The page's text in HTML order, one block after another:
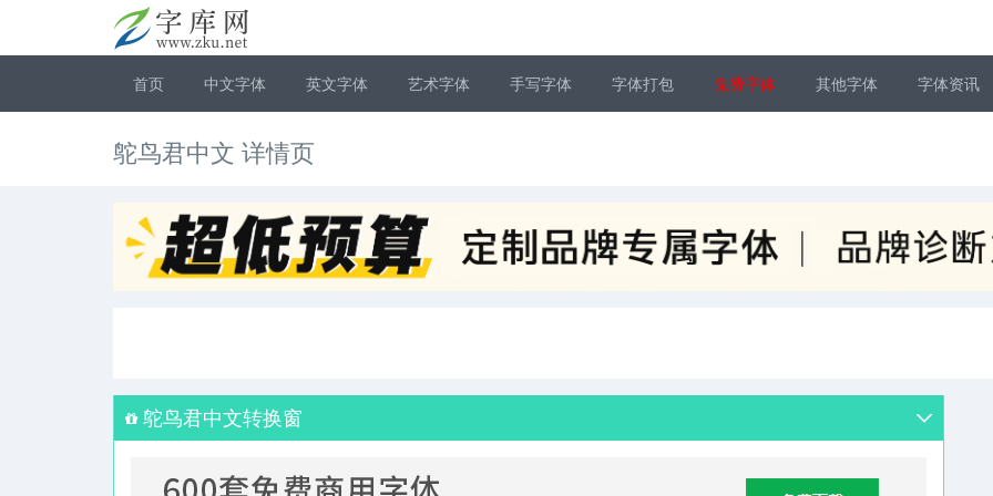
首页 中文字体 英文字体 艺术字体 手写字体 字体打包 免费字体 其他字体 字体资讯
鸵鸟君中文 详情页
鸵鸟君中文转换窗